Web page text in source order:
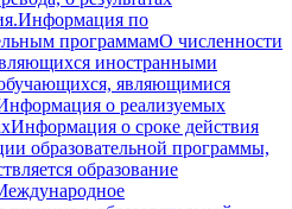
Информация по
программамО численности
иностранными
являющимися
о реализуемых
Информация о сроке действия
образовательной программы,
образование